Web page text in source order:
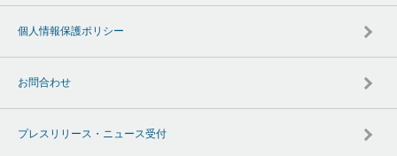
個人情報保護ポリシー
お問合わせ
プレスリリース・ニュース受付